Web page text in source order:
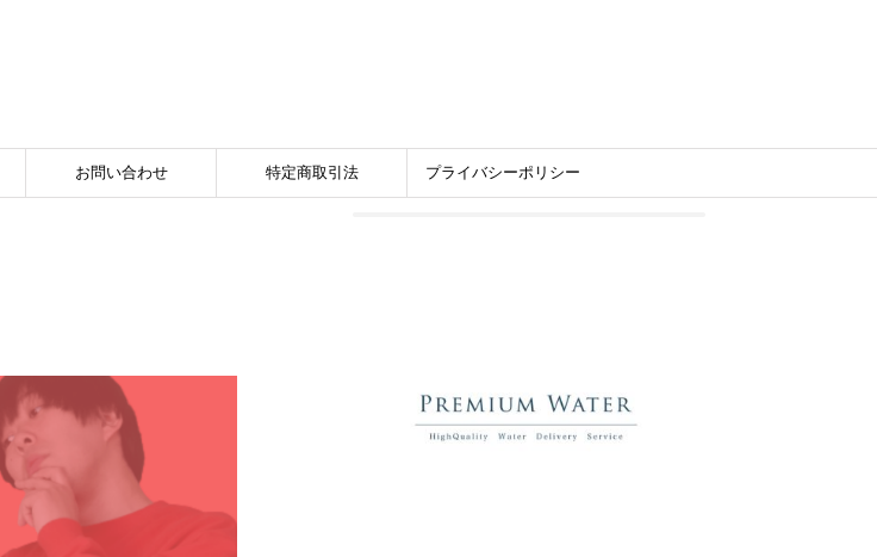
お問い合わせ 特定商取引法 プライバシーポリシー